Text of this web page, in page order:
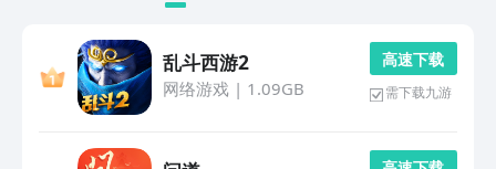
乱斗西游2
网络游戏| 1.09GB
高 速 下 载
需下载九游